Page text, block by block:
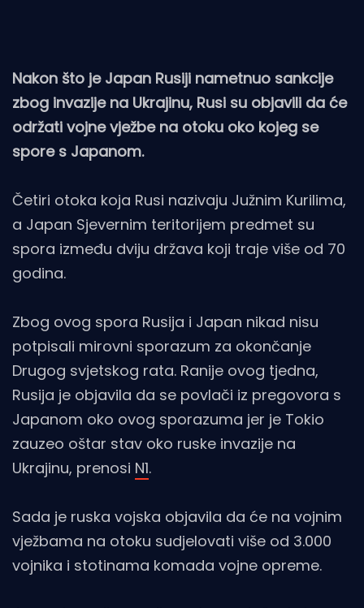
Nakon što je Japan Rusiji nametnuo sankcije
zbog invazije na Ukrajinu, Rusi su objavili da će
održati vojne vježbe na otoku oko kojeg se
spore s Japanom.
Četiri otoka koja Rusi nazivaju Južnim Kurilima,
a Japan Sjevernim teritorijem predmet su
spora između dviju država koji traje više od 70
godina.
Zbog ovog spora Rusija i Japan nikad nisu
potpisali mirovni sporazum za okončanje
Drugog svjetskog rata. Ranije ovog tjedna,
Rusija je objavila da se povlači iz pregovora s
Japanom oko ovog sporazuma jer je Tokio
zauzeo oštar stav oko ruske invazije na
Ukrajinu, prenosi N1.
Sada je ruska vojska objavila da će na vojnim
vježbama na otoku sudjelovati više od 3.000
vojnika i stotinama komada vojne opreme.